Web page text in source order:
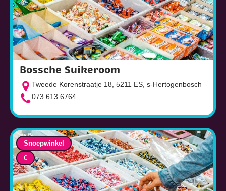
Bossche Suikeroom
Tweede Korenstraatje 18, 5211 ES, s-Hertogenbosch
073 613 6764
Snoepwinkel
€